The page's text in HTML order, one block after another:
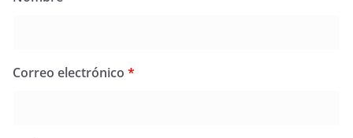
Correo electrónico *